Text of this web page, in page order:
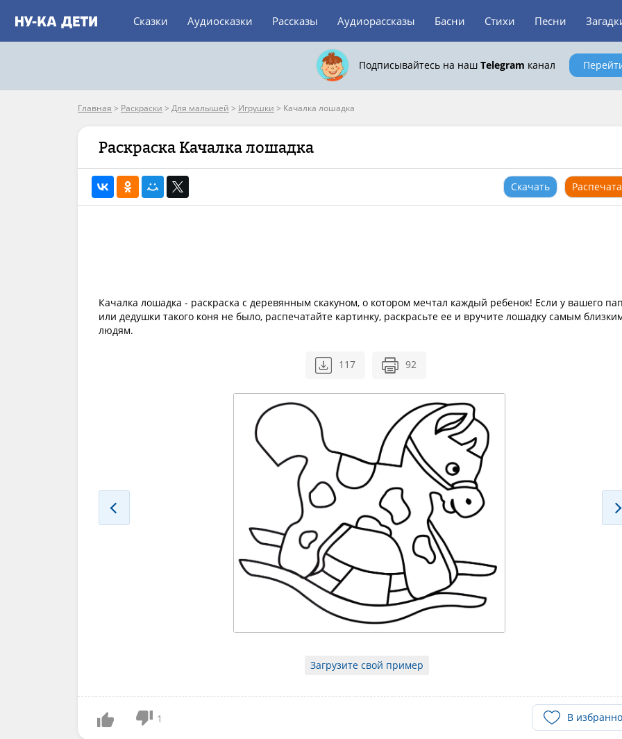
Сказки Аудиосказки Рассказы Аудиорассказы Басни Стихи Песни
Подписывайтесь на наш Telegram канал
Главная > Раскраски > Для малышей > Игрушки > Качалка лошадка
Раскраска Качалка лошадка
Скачать
Качалка лошадка - раскраска с деревянным скакуном, о котором мечтал каждый ребенок! Если у вашего
или дедушки такого коня не было, распечатайте картинку, раскрасьте ее и вручите лошадку самым
людям.
117 92
Загрузите свой пример
1 В